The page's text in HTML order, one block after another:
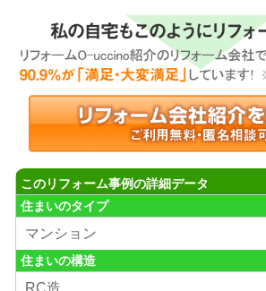
このリフォーム事例の詳細データ
住まいのタイプ
マンション
住まいの構造
RC造